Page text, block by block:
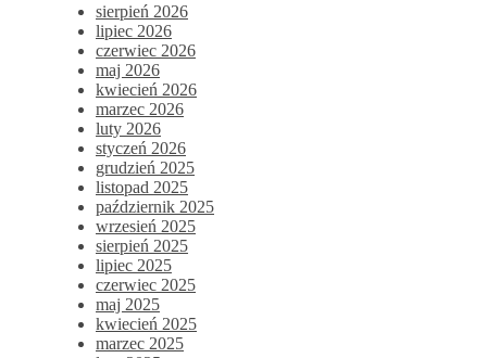
sierpień 2026
lipiec 2026
czerwiec 2026
maj 2026
kwiecień 2026
marzec 2026
luty 2026
styczeń 2026
grudzień 2025
listopad 2025
październik 2025
wrzesień 2025
sierpień 2025
lipiec 2025
czerwiec 2025
maj 2025
kwiecień 2025
marzec 2025